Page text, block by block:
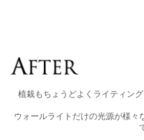
植栽もちょうどよくライティン
ウォールライトだけの光源が様々